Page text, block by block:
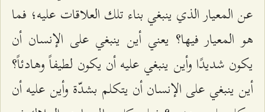
عن المعيار الذي ينبغي بناء تلك العلاقات عليه؛ فما
هو المعيار فيها؟ يعني أين ينبغي على الإنسان أن
يكون شديدًا وأين ينبغي عليه أن يكون لطيفاً وهادئاً؟
أين ينبغي على الإنسان أن يتكلم بشدّة وأين عليه أن